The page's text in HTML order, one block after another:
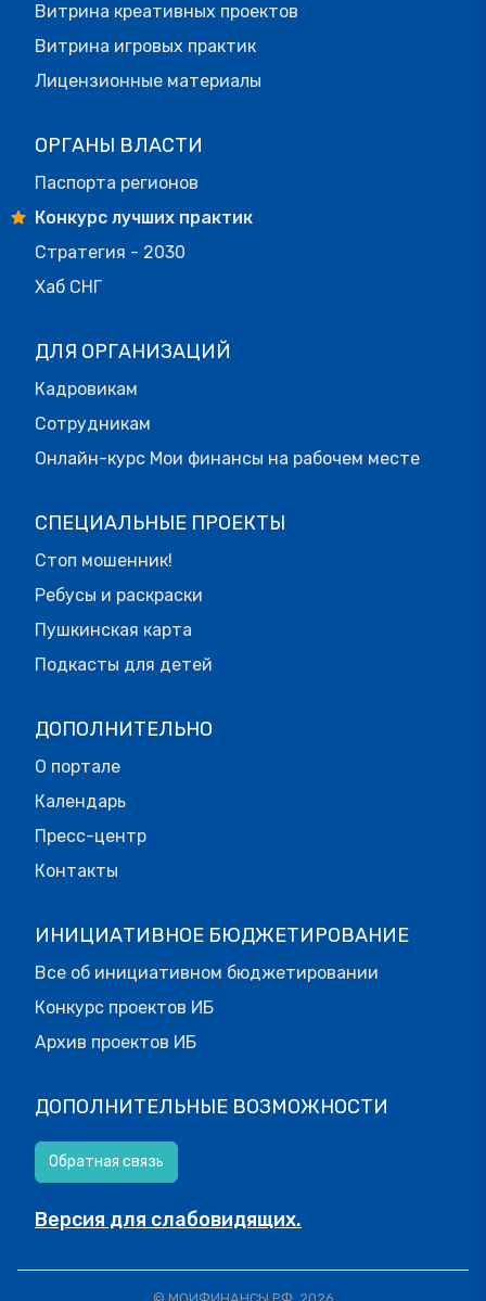
Витрина креативных проектов
Витрина игровых практик
Лицензионные материалы
ОРГАНЫ ВЛАСТИ
Паспорта регионов
Конкурс лучших практик
Стратегия - 2030
Хаб СНГ
ДЛЯ ОРГАНИЗАЦИЙ
Кадровикам
Сотрудникам
Онлайн-курс Мои финансы на рабочем месте
СПЕЦИАЛЬНЫЕ ПРОЕКТЫ
Стоп мошенник!
Ребусы и раскраски
Пушкинская карта
Подкасты для детей
ДОПОЛНИТЕЛЬНО
О портале
Календарь
Пресс-центр
Контакты
ИНИЦИАТИВНОЕ БЮДЖЕТИРОВАНИЕ
Все об инициативном бюджетировании
Конкурс проектов ИБ
Архив проектов ИБ
ДОПОЛНИТЕЛЬНЫЕ ВОЗМОЖНОСТИ
Обратная связь
Версия для слабовидящих.